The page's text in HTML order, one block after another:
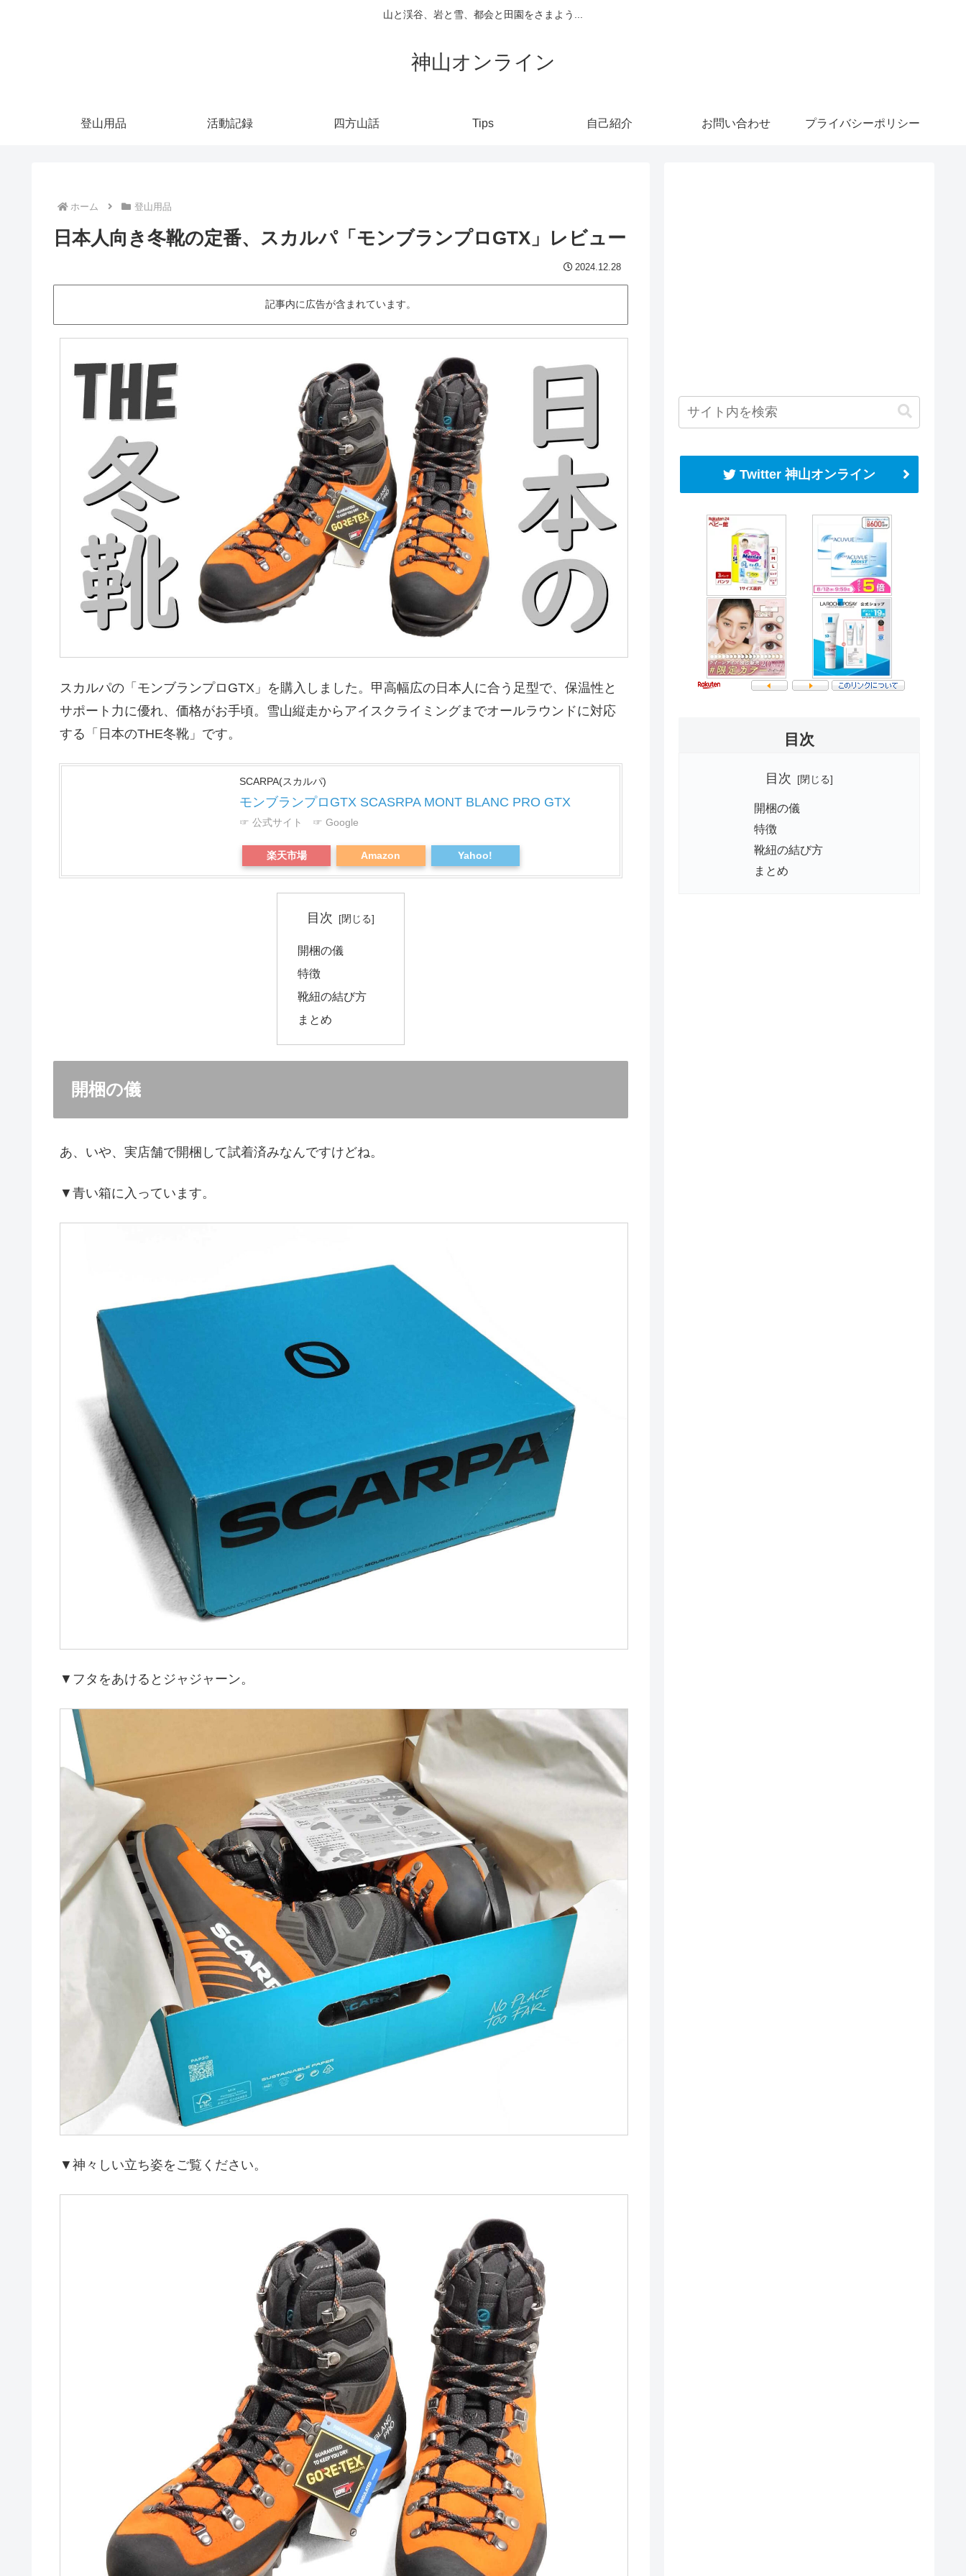
山と渓谷、岩と雪、都会と田園をさまよう...
神山オンライン
登山用品 活動記録 四方山話 Tips 自己紹介 お問い合わせ プライバシーポリシー
ホーム 登山用品
日本人向き冬靴の定番、スカルパ「モンブランプロGTX」レビュー
2024.12.28
記事内に広告が含まれています。
スカルパの「モンブランプロGTX」を購入しました。甲高幅広の日本人に合う足型で、保温性と
サポート力に優れ、価格がお手頃。雪山縦走からアイスクライミングまでオールラウンドに対応
する「日本のTHE冬靴」です。
SCARPA(スカルパ)
モンブランプロGTX SCASRPA MONT BLANC PRO GTX
☞ 公式サイト ☞ Google
楽天市場 Amazon Yahoo!
目次
開梱の儀
特徴
靴紐の結び方
まとめ
開梱の儀
あ、いや、実店舗で開梱して試着済みなんですけどね。
▼青い箱に入っています。
▼フタをあけるとジャジャーン。
▼神々しい立ち姿をご覧ください。
Twitter 神山オンライン
目次
目次
開梱の儀
特徴
靴紐の結び方
まとめ